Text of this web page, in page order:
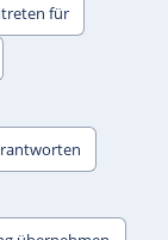
für